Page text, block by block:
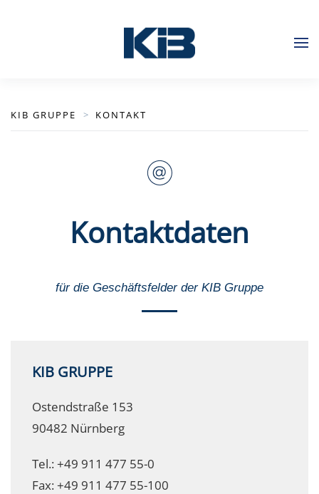
Zum Hauptinhalt springen
KIB GRUPPE KONTAKT
Kontaktdaten
für die Geschäftsfelder der KIB Gruppe
KIB GRUPPE
Ostendstraße 153
90482 Nürnberg
Tel.: +49 911 477 55-0
Fax: +49 911 477 55-100